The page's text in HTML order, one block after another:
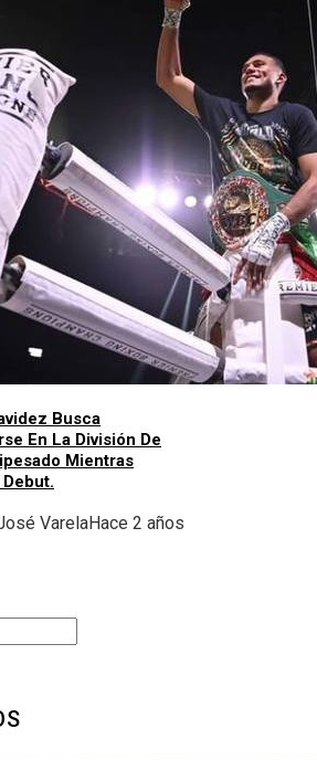
Busca
En La División De
Mientras
VarelaHace 2 años